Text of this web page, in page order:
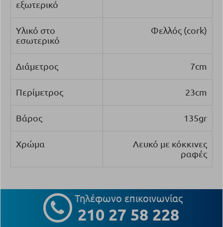
εξωτερικό
Υλικό στο
εσωτερικό
Φελλός (cork)
Διάμετρος 7cm
Περίμετρος 23cm
Βάρος 135gr
Χρώμα
Λευκό με κόκκινες
ραφές
Τηλέφωνο επικοινωνίας
210 27 58 228